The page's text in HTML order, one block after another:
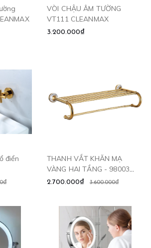
VÒI CHẬU ÂM TƯỜNG
VT111 CLEANMAX
3.200.000₫
điển
THANH VẮT KHĂN MẠ
VÀNG HAI TẦNG - 98003
CLEANMAX
2.700.000₫ 3.600.000₫